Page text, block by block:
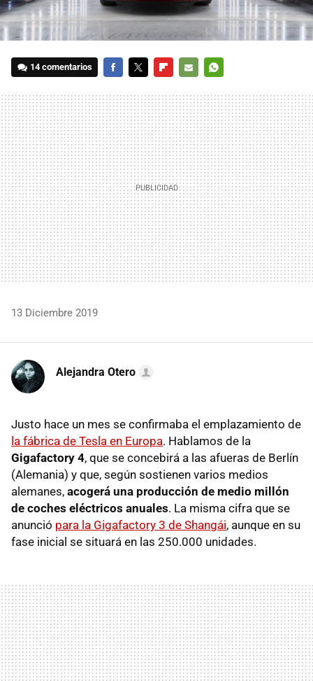
14 comentarios
MAIL
13 Diciembre 2019
Alejandra Otero
Justo hace un mes se confirmaba el emplazamiento de
la fábrica de Tesla en Europa. Hablamos de la
Gigafactory 4, que se concebirá a las afueras de Berlín
(Alemania) y que, según sostienen varios medios
alemanes, acogerá una producción de medio millón
de coches eléctricos anuales. La misma cifra que se
anunció para la Gigafactory 3 de Shangái, aunque en su
fase inicial se situará en las 250.000 unidades.